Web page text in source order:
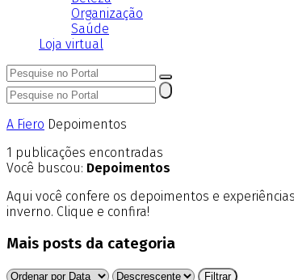
Organização
Saúde
Loja virtual
A Fiero Depoimentos
1 publicações encontradas
Você buscou: Depoimentos
Aqui você confere os depoimentos e
inverno. Clique e confira!
Mais posts da categoria